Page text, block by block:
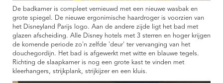
De badkamer is compleet vernieuwd met een nieuwe wasbak en
grote spiegel. De nieuwe ergonimische haardroger is voorzien van
het Disneyland Parijs logo. Aan de andere zijde ligt het bad met
glazen afscheiding. Alle Disney hotels met 3 sterren en hoger krijgen
de komende periode zo'n zelfde 'deur' ter vervanging van het
douchegordijn. Het bad is afgewerkt met witte en blauwe tegels.
Richting de slaapkamer is nog een grote kast te vinden met
kleerhangers, strijkplank, strijkijzer en een kluis.